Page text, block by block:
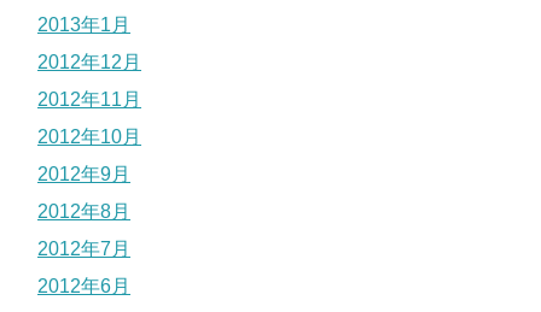
2013年1月
2012年12月
2012年11月
2012年10月
2012年9月
2012年8月
2012年7月
2012年6月